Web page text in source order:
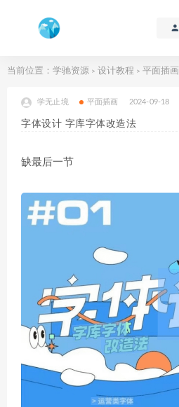
当前位置： 学驰资源 > 设计教程 > 平面插画
学无止境 平面插画 2024-09-18
字体设计 字库字体改造法
缺最后一节